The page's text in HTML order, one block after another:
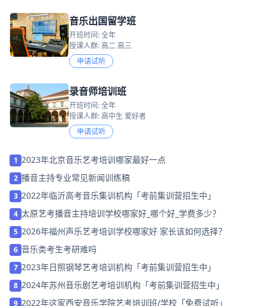
音乐出国留学班
开班时间: 全年
授课人群: 高二 高三
申请试听
录音师培训班
开班时间: 全年
授课人群: 高中生 爱好者
申请试听
1 2023年北京音乐艺考培训哪家最好一点
2 播音主持专业常见新闻训练稿
3 2022年临沂高考音乐集训机构「考前集训营招生中」
4 太原艺考播音主持培训学校哪家好_哪个好_学费多少？
5 2026年福州声乐艺考培训学校哪家好 家长该如何选择？
6 音乐类考生考研难吗
7 2023年日照钢琴艺考培训机构「考前集训营招生中」
8 2024年苏州音乐剧艺考培训机构「考前集训营招生中」
9 2022年这家西安音乐学院艺考培训班/学校「免费试听」